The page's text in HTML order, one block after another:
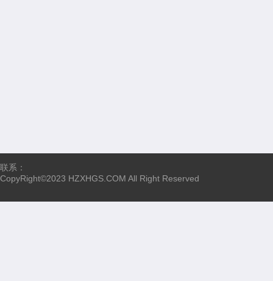
联系：
CopyRight©2023 HZXHGS.COM All Right Reserved